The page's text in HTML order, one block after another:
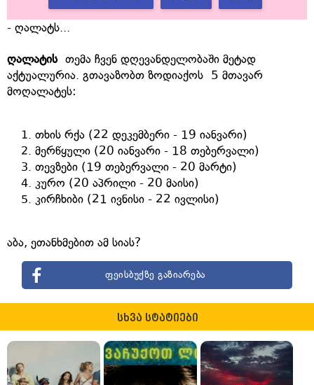
- ღალატს...
ღალატის თემა ჩვენ დღევანდელობაში მეტად
აქტუალურია. გთავაზობთ ზოდიაქოს 5 მთავარ
მოღალატეს:
თხის რქა (22 დეკემბერი - 19 იანვარი)
მერწყული (20 იანვარი - 18 თებერვალი)
თევზები (19 თებერვალი - 20 მარტი)
კურო (20 აპრილი - 20 მაისი)
კირჩხიბი (21 ივნისი - 22 ივლისი)
აბა, ეთანხმებით ამ სიას?
ფეისბუქზე გაზიარება
სხვა სტატიები